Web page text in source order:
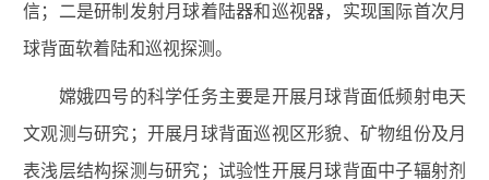
信；二是研制发射月球着陆器和巡视器，实现国际首次月
球背面软着陆和巡视探测。
嫦娥四号的科学任务主要是开展月球背面低频射电天
文观测与研究；开展月球背面巡视区形貌、矿物组份及月
表浅层结构探测与研究；试验性开展月球背面中子辐射剂